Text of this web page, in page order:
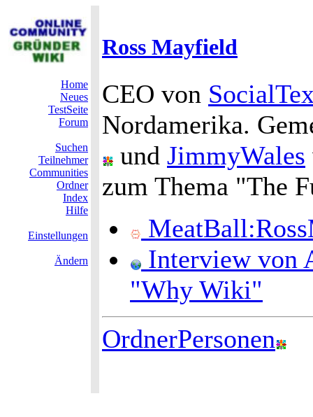
Ross Mayfield
Home
Neues
TestSeite
Forum
Suchen
Teilnehmer
Communities
Ordner
Index
Hilfe
Einstellungen
Ändern
CEO von
Nordamerika.
und JimmyWales
zum Thema "The
Interview von
"Why Wiki"
OrdnerPersonen